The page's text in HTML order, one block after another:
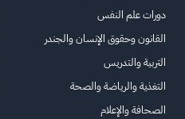
دورات علم النفس
القانون وحقوق الإنسان والجندر
التربية والتدريس
التغذية والرياضة والصحة
الصحافة والإعلام